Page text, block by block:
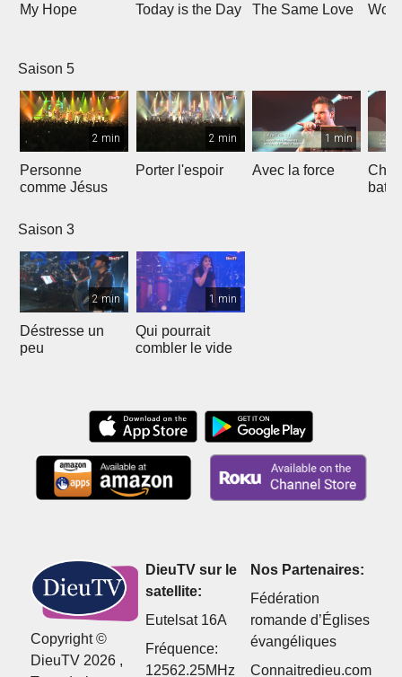
My Hope Today is the Day The Same Love
Saison 5
2 min
Personne
comme Jésus
2 min
Porter l'espoir
1 min
Avec la force
Saison 3
2 min
Déstresse un
peu
1 min
Qui pourrait
combler le vide
Copyright ©
DieuTV 2026 ,
DieuTV sur le
satellite:
Eutelsat 16A
Fréquence:
12562.25MHz
Nos Partenaires:
Fédération
romande d’Églises
évangéliques
Connaitredieu.com